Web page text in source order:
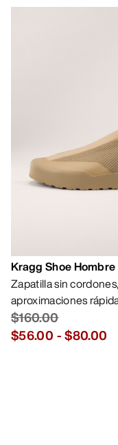
Kragg Shoe Hombre
Zapatilla sin
aproximaciones
$160.00
$56.00 -$80.00